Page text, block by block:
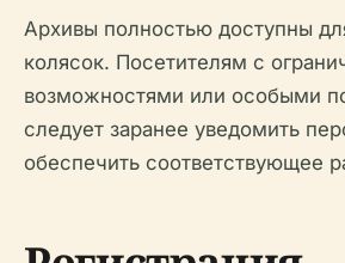
Архивы полностью доступны
колясок. Посетителям с
возможностями или особыми
следует заранее уведомить
обеспечить соответствующее